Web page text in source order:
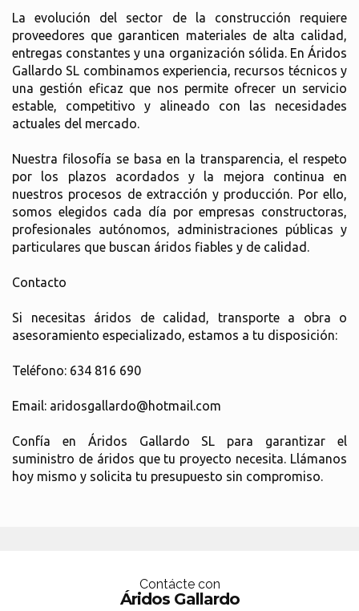
La evolución del sector de la construcción requiere
proveedores que garanticen materiales de alta calidad,
entregas constantes y una organización sólida. En Áridos
Gallardo SL combinamos experiencia, recursos técnicos y
una gestión eficaz que nos permite ofrecer un servicio
estable, competitivo y alineado con las necesidades
actuales del mercado.
Nuestra filosofía se basa en la transparencia, el respeto
por los plazos acordados y la mejora continua en
nuestros procesos de extracción y producción. Por ello,
somos elegidos cada día por empresas constructoras,
profesionales autónomos, administraciones públicas y
particulares que buscan áridos fiables y de calidad.
Contacto
Si necesitas áridos de calidad, transporte a obra o
asesoramiento especializado, estamos a tu disposición:
Teléfono: 634 816 690
Email: aridosgallardo@hotmail.com
Confía en Áridos Gallardo SL para garantizar el
suministro de áridos que tu proyecto necesita. Llámanos
hoy mismo y solicita tu presupuesto sin compromiso.
Contácte con
Áridos Gallardo